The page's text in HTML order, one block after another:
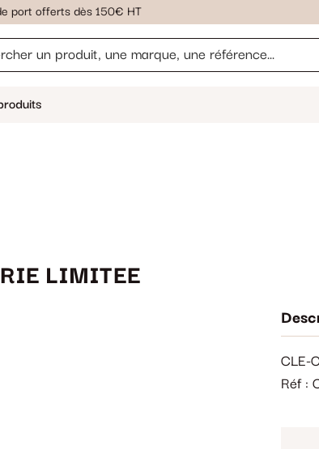
port offerts dès 150€ HT
LIMITEE
CLE-
Réf :